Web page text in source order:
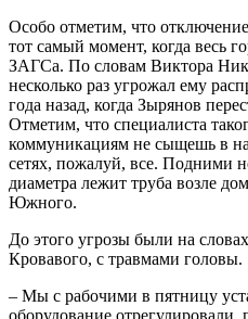
Особо отметим, что
тот самый момент, когда весь
ЗАГСа. По словам Виктора
несколько раз угрожал ему
года назад, когда Зырянов
Отметим, что специалиста
коммуникациям не сыщешь в
сетях, пожалуй, все. Подними
диаметра лежит труба возле
Южного.
До этого угрозы были на
Кровавого, с травмами головы.
– Мы с рабочими в пятницу
оборудование отрегулировали,